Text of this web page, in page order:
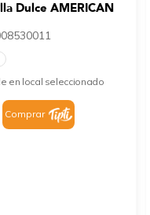
Dulce AMERICAN
en local seleccionado
Comprar